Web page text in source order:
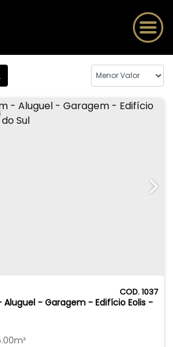
1037
- Garagem - Edifício Eolis -
.00m²